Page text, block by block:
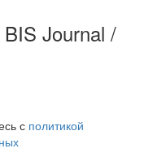
BIS Journal /
с политикой